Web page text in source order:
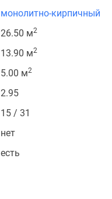
монолитно-кирпичный
26.50 м2
13.90 м2
5.00 м2
2.95
15 / 31
нет
есть